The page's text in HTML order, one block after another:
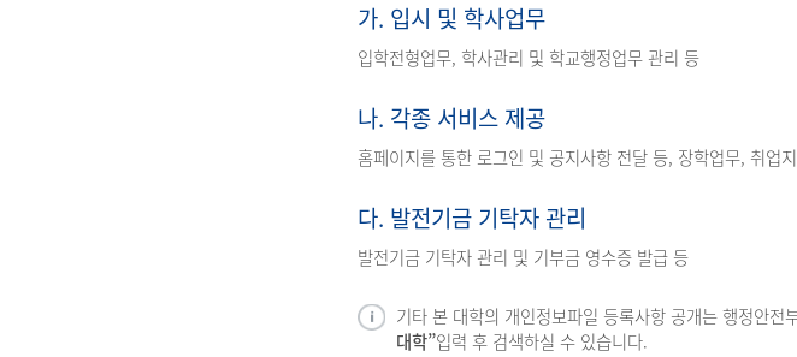
가. 입시 및 학사업무
입학전형업무, 학사관리 및 학교행정업무 관리 등
나. 각종 서비스 제공
홈페이지를 통한 로그인 및 공지사항 전달 등, 장학업무, 취
다. 발전기금 기탁자 관리
발전기금 기탁자 관리 및 기부금 영수증 발급 등
기타 본 대학의 개인정보파일 등록사항 공개는 행정안
대학”입력 후 검색하실 수 있습니다.